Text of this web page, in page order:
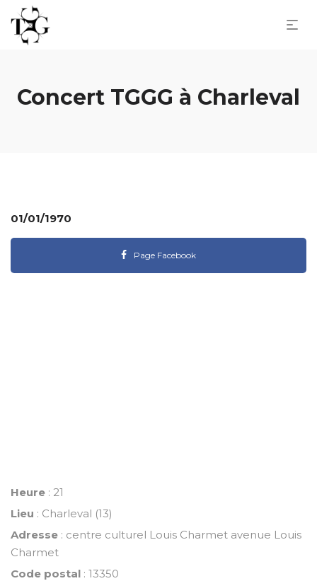
Concert TGGG à Charleval
01/01/1970
Page Facebook
Heure : 21
Lieu : Charleval (13)
Adresse : centre culturel Louis Charmet avenue Louis
Charmet
Code postal : 13350